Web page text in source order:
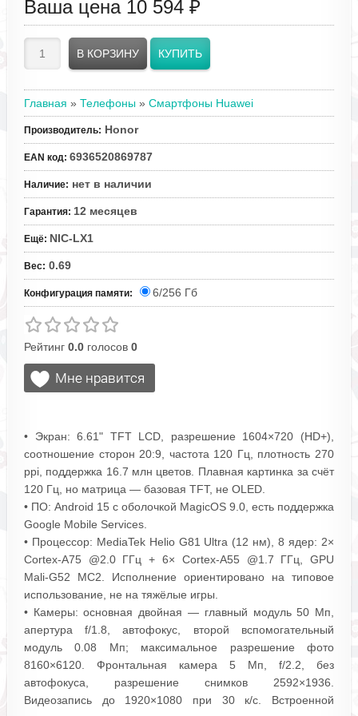
Ваша цена 10 594 ₽
Главная » Телефоны » Смартфоны Huawei
Производитель: Honor
EAN код: 6936520869787
Наличие: нет в наличии
Гарантия: 12 месяцев
Ещё: NIC-LX1
Вес: 0.69
Конфигурация памяти: 6/256 Гб
Рейтинг 0.0голосов 0
• Экран: 6.61" TFT LCD, разрешение 1604×720 (HD+),
соотношение сторон 20:9, частота 120 Гц, плотность 270
ppi, поддержка 16.7 млн цветов. Плавная картинка за счёт
120 Гц, но матрица — базовая TFT, не OLED.
• ПО: Android 15 с оболочкой MagicOS 9.0, есть поддержка
Google Mobile Services.
• Процессор: MediaTek Helio G81 Ultra (12 нм), 8 ядер: 2×
Cortex‑A75 @2.0 ГГц + 6× Cortex‑A55 @1.7 ГГц, GPU
Mali‑G52 MC2. Исполнение ориентировано на типовое
использование, не на тяжёлые игры.
• Камеры: основная двойная — главный модуль 50 Мп,
апертура f/1.8, автофокус, второй вспомогательный
модуль 0.08 Мп; максимальное разрешение фото
8160×6120. Фронтальная камера 5 Мп, f/2.2, без
автофокуса, разрешение снимков 2592×1936.
Видеозапись до 1920×1080 при 30 к/с. Встроенной